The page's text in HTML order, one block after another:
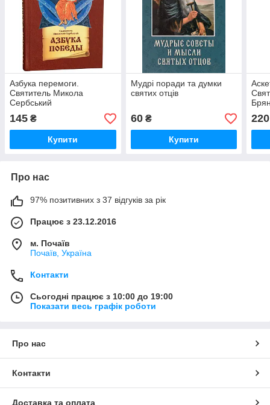
Азбука перемоги.
Святитель Микола
Сербський
145 ₴
Купити
Мудрі поради та думки
святих отців
60₴
Купити
220
Про нас
97% позитивних з 37 відгуків за рік
Працює з 23.12.2016
м. Почаїв
Почаїв, Україна
Контакти
Сьогодні працює з 10:00 до 19:00
Показати весь графік роботи
Про нас
Контакти
Доставка та оплата